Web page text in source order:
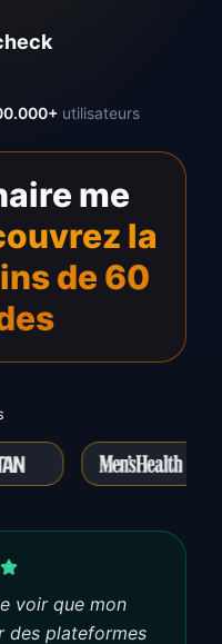
utilisateurs
me
la
de 60
voir que mon
des plateformes